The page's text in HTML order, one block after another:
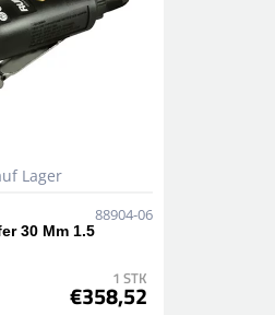
Lager
88904-06
30 Mm 1.5
1 STK
€358,52